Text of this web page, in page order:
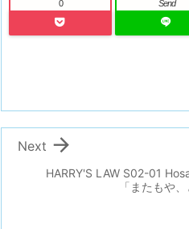
0 Send
HARRY'S LAW S02-01
「またもや

Next